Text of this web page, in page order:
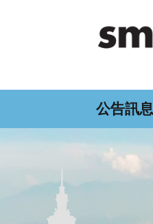
公告訊息